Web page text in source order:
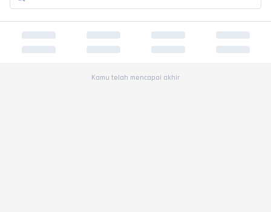
Kamu telah mencapai akhir